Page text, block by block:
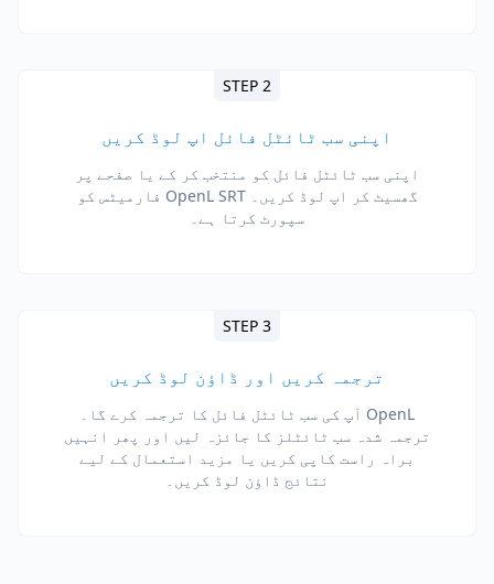
STEP 2
اپنی سب ٹائٹل فائل اپ لوڈ کریں
اپنی سب ٹائٹل فائل کو منتخب کر کے یا صفحے پر
گھسیٹ کر اپ لوڈ کریں۔ OpenL SRT فارمیٹس کو
سپورٹ کرتا ہے۔
STEP 3
ترجمہ کریں اور ڈاؤن لوڈ کریں
OpenL آپ کی سب ٹائٹل فائل کا ترجمہ کرے گا۔
ترجمہ شدہ سب ٹائٹلز کا جائزہ لیں اور پھر انہیں
براہ راست کاپی کریں یا مزید استعمال کے لیے
نتائج ڈاؤن لوڈ کریں۔